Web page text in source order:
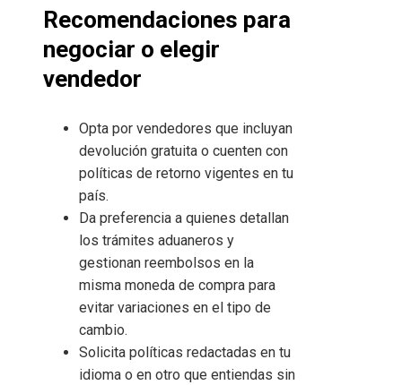
Recomendaciones para
negociar o elegir
vendedor
Opta por vendedores que incluyan
devolución gratuita o cuenten con
políticas de retorno vigentes en tu
país.
Da preferencia a quienes detallan
los trámites aduaneros y
gestionan reembolsos en la
misma moneda de compra para
evitar variaciones en el tipo de
cambio.
Solicita políticas redactadas en tu
idioma o en otro que entiendas sin